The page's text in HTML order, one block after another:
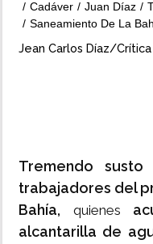
Cadáver
Juan Díaz
Saneamiento De La
Jean Carlos Díaz/Crítica
Tremendo susto
trabajadores del
Bahía, quienes
alcantarilla de